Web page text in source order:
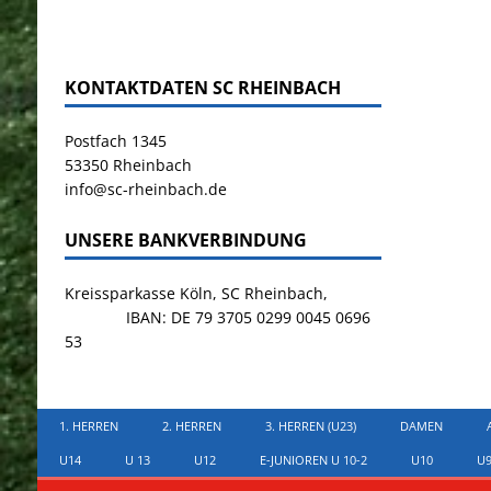
KONTAKTDATEN SC RHEINBACH
Postfach 1345
53350 Rheinbach
info@sc-rheinbach.de
UNSERE BANKVERBINDUNG
Kreissparkasse Köln, SC Rheinbach,
IBAN: DE 79 3705 0299 0045 0696
53
1. HERREN 2. HERREN 3. HERREN (U23) DAMEN
U14 U 13 U12 E-JUNIOREN U 10-2 U10 U9